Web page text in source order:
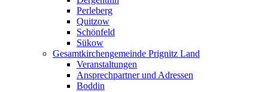
Perleberg
Quitzow
Schönfeld
Sükow
Gesamtkirchengemeinde Prignitz Land
Veranstaltungen
Ansprechpartner und Adressen
Boddin